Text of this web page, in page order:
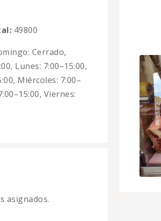
49800
Cerrado,
Lunes: 7:00–15:00,
Miércoles: 7:00–
Viernes:
asignados.